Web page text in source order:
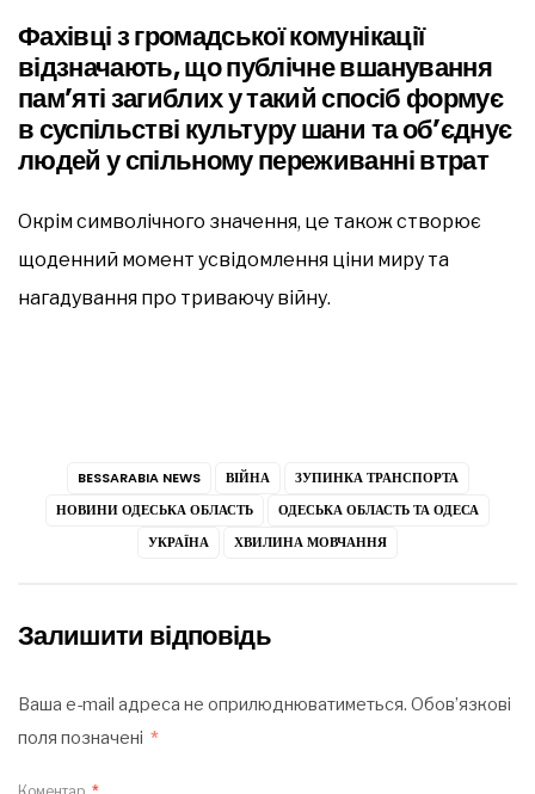
Фахівці з громадської комунікації
відзначають, що публічне вшанування
пам’яті загиблих у такий спосіб формує
в суспільстві культуру шани та об’єднує
людей у спільному переживанні втрат
Окрім символічного значення, це також створює
щоденний момент усвідомлення ціни миру та
нагадування про триваючу війну.
BESSARABIA NEWS ВІЙНА
ЗУПИНКА ТРАНСПОРТА
НОВИНИ ОДЕСЬКА ОБЛАСТЬ
ОДЕСЬКА ОБЛАСТЬ ТА ОДЕСА
УКРАЇНА
ХВИЛИНА МОВЧАННЯ
Залишити відповідь
Ваша e-mail адреса не оприлюднюватиметься. Обов’язкові
поля позначені *